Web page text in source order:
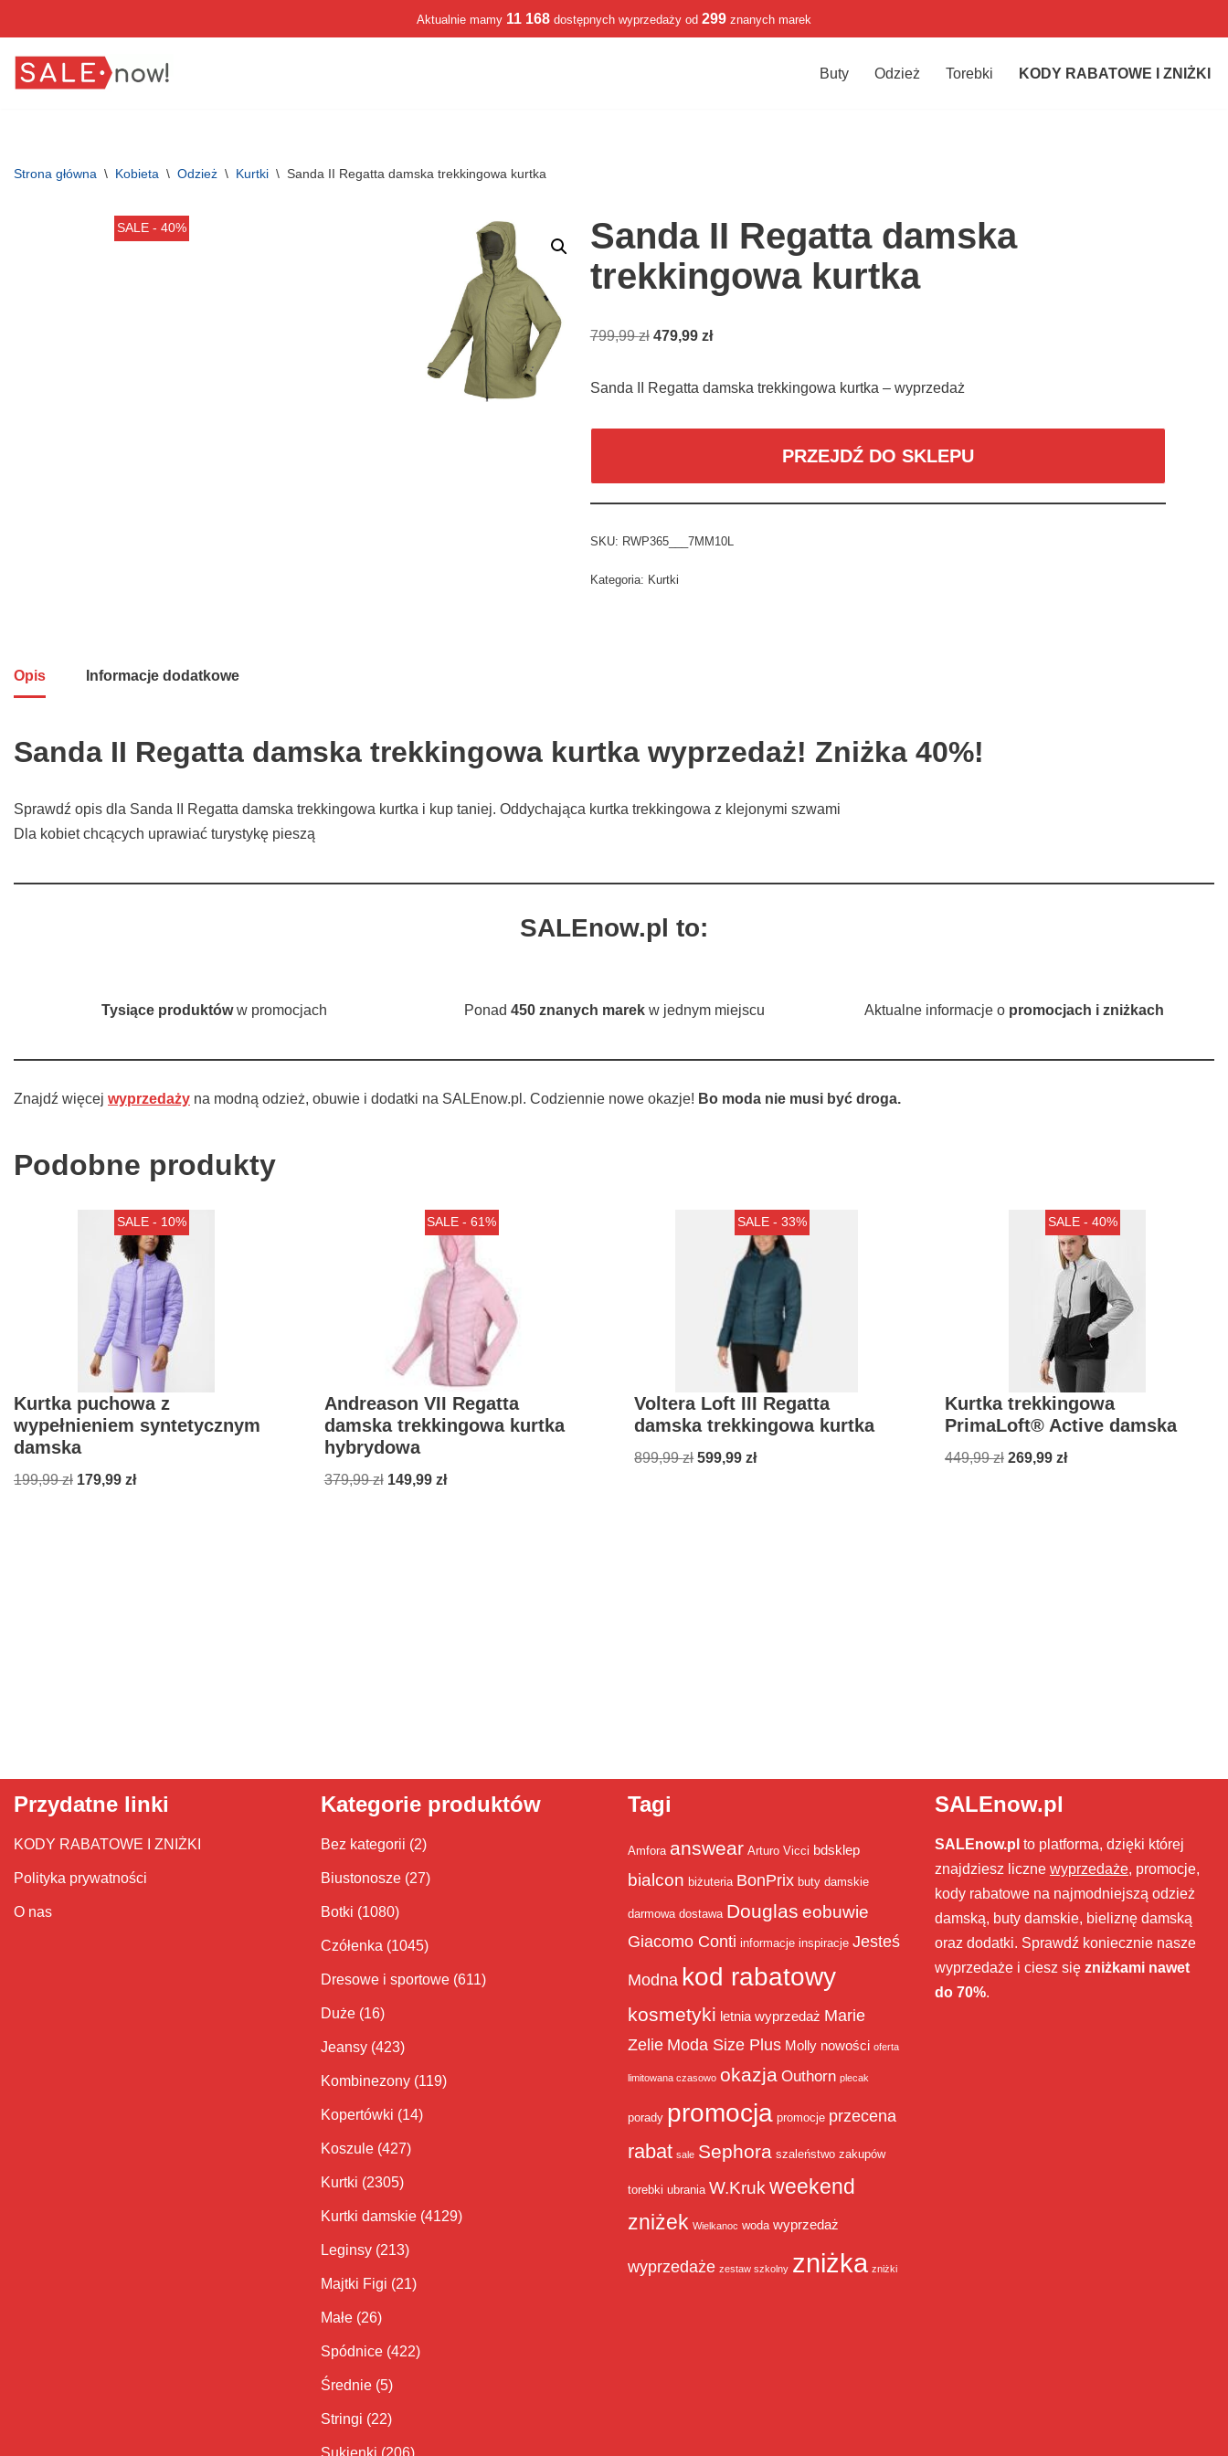
do
Aktualnie mamy 11 168 dostępnych wyprzedaży od 299 znanych marek
Buty Odzież Torebki KODY RABATOWE I ZNIŻKI
Strona główna \ Kobieta \ Odzież \ Kurtki \ Sanda II Regatta damska trekkingowa kurtka
SALE - 40%
Sanda II Regatta damska
trekkingowa kurtka
799,99zł 479,99 zł
Sanda II Regatta damska trekkingowa kurtka – wyprzedaż
PRZEJDŹ DO SKLEPU
SKU: RWP365___7MM10L
Kategoria: Kurtki
Opis Informacje dodatkowe
Sanda II Regatta damska trekkingowa kurtka wyprzedaż! Zniżka 40%!
Sprawdź opis dla Sanda II Regatta damska trekkingowa kurtka i kup taniej. Oddychająca kurtka trekkingowa z klejonymi szwami
Dla kobiet chcących uprawiać turystykę pieszą
SALEnow.pl to:
Tysiące produktóww promocjach Ponad 450 znanych marekw jednym miejscu Aktualne informacje o promocjach i zniżkach
Znajdź więcej wyprzedaży na modną odzież, obuwie i dodatki na SALEnow.pl. Codziennie nowe okazje! Bo moda nie musi być droga.
Podobne produkty
SALE - 10%
Kurtka puchowa z
wypełnieniem syntetycznym
damska
199,99zł 179,99 zł
SALE - 61%
Andreason VII Regatta
damska trekkingowa kurtka
hybrydowa
379,99zł 149,99 zł
SALE - 33%
Voltera Loft III Regatta
damska trekkingowa kurtka
899,99zł 599,99zł
SALE - 40%
Kurtka trekkingowa
PrimaLoft® Active damska
449,99zł 269,99 zł
Przydatne linki
KODY RABATOWE I ZNIŻKI
Polityka prywatności
O nas
Kategorie produktów
Bez kategorii (2)
Biustonosze (27)
Botki (1080)
Czółenka (1045)
Dresowe i sportowe (611)
Duże (16)
Jeansy (423)
Kombinezony (119)
Kopertówki (14)
Koszule (427)
Kurtki (2305)
Kurtki damskie (4129)
Leginsy (213)
Majtki Figi (21)
Małe (26)
Spódnice (422)
Średnie (5)
Stringi (22)
Sukienki (206)
Tagi
Amfora answear Arturo Vicci bdsklep
bialcon biżuteria BonPrix buty damskie
darmowa dostawa Douglas eobuwie
Giacomo Conti informacje inspiracje Jesteś
Modna kod rabatowy
kosmetyki letnia wyprzedaż Marie
Zelie Moda Size Plus Molly nowości oferta
limitowana czasowo okazja Outhorn plecak
porady promocja promocje przecena
rabat sale Sephora szaleństwo zakupów
torebki ubrania W.Kruk weekend
zniżek Wielkanoc woda wyprzedaż
wyprzedaże zestaw szkolny zniżka zniżki
SALEnow.pl
SALEnow.pl to platforma, dzięki której
znajdziesz liczne wyprzedaże, promocje,
kody rabatowe na najmodniejszą odzież
damską, buty damskie, bieliznę damską
oraz dodatki. Sprawdź koniecznie nasze
wyprzedaże i ciesz się zniżkami nawet
do 70%.